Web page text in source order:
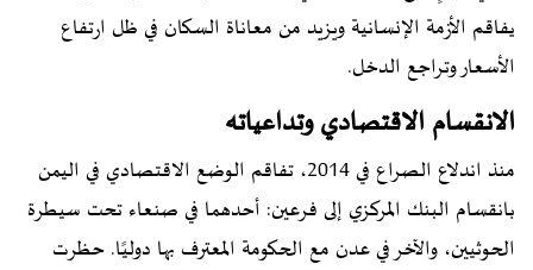
يفاقم الأزمة الإنسانية ويزيد من معاناة السكان في ظل ارتفاع
الأسعار وتراجع الدخل.
الانقسام الاقتصادي وتداعياته
منذ اندلاع الصراع في 2014، تفاقم الوضع الاقتصادي في اليمن
بانقسام البنك المركزي إلى فرعين: أحدهما في صنعاء تحت سيطرة
الحوثيين، والآخر في عدن مع الحكومة المعترف بها دوليًا. حظرت